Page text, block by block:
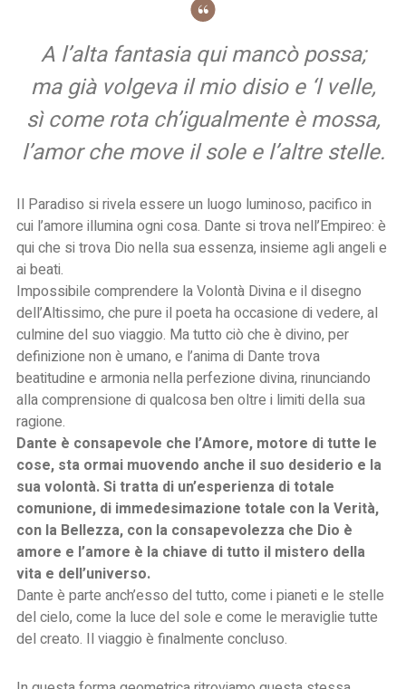
A l’alta fantasia qui mancò possa;
ma già volgeva il mio disio e ‘l velle,
sì come rota ch’igualmente è mossa,
l’amor che move il sole e l’altre stelle.
Il Paradiso si rivela essere un luogo luminoso, pacifico in
cui l’amore illumina ogni cosa. Dante si trova nell’Empireo: è
qui che si trova Dio nella sua essenza, insieme agli angeli e
ai beati.
Impossibile comprendere la Volontà Divina e il disegno
dell’Altissimo, che pure il poeta ha occasione di vedere, al
culmine del suo viaggio. Ma tutto ciò che è divino, per
definizione non è umano, e l’anima di Dante trova
beatitudine e armonia nella perfezione divina, rinunciando
alla comprensione di qualcosa ben oltre i limiti della sua
ragione.
Dante è consapevole che l’Amore, motore di tutte le
cose, sta ormai muovendo anche il suo desiderio e la
sua volontà.Si tratta di un’esperienza di totale
comunione, di immedesimazione totale con la Verità,
con la Bellezza, con la consapevolezza che Dio è
amore e l’amore è la chiave di tutto il mistero della
vita e dell’universo.
Dante è parte anch’esso del tutto, come i pianeti e le stelle
del cielo, come la luce del sole e come le meraviglie tutte
del creato. Il viaggio è finalmente concluso.